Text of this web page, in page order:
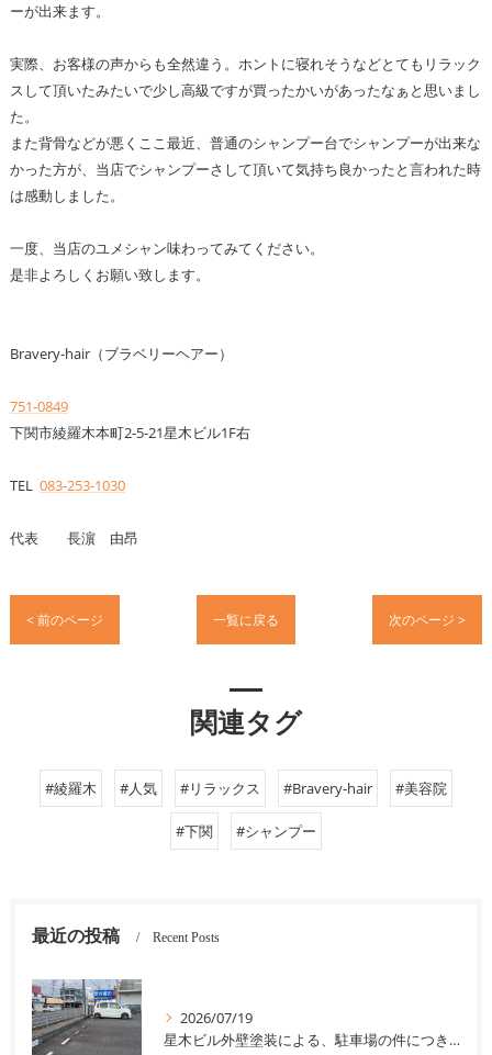
ーが出来ます。
実際、お客様の声からも全然違う。ホントに寝れそうなどとてもリラック
スして頂いたみたいで少し高級ですが買ったかいがあったなぁと思いまし
た。
また背骨などが悪くここ最近、普通のシャンプー台でシャンプーが出来な
かった方が、当店でシャンプーさして頂いて気持ち良かったと言われた時
は感動しました。
一度、当店のユメシャン味わってみてください。
是非よろしくお願い致します。
Bravery-hair（ブラベリーヘアー）
751-0849
下関市綾羅木本町2-5-21星木ビル1F右
TEL 083-253-1030
代表 長濵 由昂
< 前のページ 一覧に戻る 次のページ >
関連タグ
#綾羅木 #人気 #リラックス #Bravery-hair #美容院
#下関 #シャンプー
最近の投稿 Recent Posts
2026/07/19
星木ビル外壁塗装による、駐車場の件につきまして。